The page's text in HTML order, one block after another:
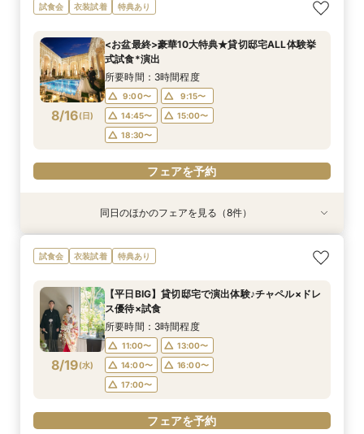
8/15(土)
【初見学におすすめ◎】全館見学×豪華試食
*「即決ナシ」相談会
9:00〜
10:00〜
14:30〜
15:00〜
フェアを予約
8/15(土)
【遠方の方◎オンライン相談会】スマホで簡単！
豪華5大特典付き
9:00〜
10:00〜
14:30〜
15:00〜
フェアを予約
8/15(土)
【少人数婚に人気*】お得な限定プラン＆会食相
談会×豪華試食付
9:00〜
10:00〜
14:45〜
15:00〜
フェアを予約
8/15(土)
【和婚検討&おもてなし重視】優待×贅沢フレン
チ試食付*相談会
9:00〜
14:45〜
15:00〜
18:30〜
フェアを予約
8/15(土)
【マタニティ＆パパママキッズ婚】実績豊富！安
心設備＆スタッフ
9:00〜
14:45〜
15:00〜
18:30〜
フェアを予約
8/15(土)
【播磨・但馬・丹波カップルにおススメ♪】貸切
体験*試食＆特典付き
9:00〜
14:45〜
15:00〜
18:30〜
フェアを予約
8/15(土)
【おもてなし◎料理ランクUP特典】貸切邸宅
ALL体験×国産牛試食
9:00〜
14:45〜
15:00〜
18:30〜
フェアを予約
8/15(土)
【大切なペットと一緒に】挙式＆披露宴どちらも
OK！
9:00〜
14:45〜
15:00〜
18:30〜
フェアを予約
試食会 衣装試着 特典あり
8/16(日)
<お盆最終>豪華10大特典★貸切邸宅ALL体験挙
式試食*演出
所要時間：3時間程度
9:00〜
9:15〜
14:45〜
15:00〜
18:30〜
フェアを予約
8/16(日)
【遠方の方◎オンライン相談会】スマホで簡単！
豪華5大特典付き
9:00〜
10:00〜
14:30〜
15:00〜
フェアを予約
衣装試着
8/16(日)
【少人数婚に人気*】お得な限定プラン＆会食相
談会×豪華試食付
9:00〜
10:00〜
14:45〜
15:00〜
フェアを予約
衣装試着 特典あり
8/16(日)
【和婚検討&おもてなし重視】優待×贅沢フレン
チ試食付*相談会
9:00〜
14:45〜
15:00〜
18:30〜
フェアを予約
衣装試着 特典あり
8/16(日)
【マタニティ＆パパママキッズ婚】実績豊富！安
心設備＆スタッフ
9:00〜
14:45〜
15:00〜
18:30〜
フェアを予約
衣装試着 特典あり
8/16(日)
【播磨・但馬・丹波カップルにおススメ♪】貸切
体験*試食＆特典付き
9:00〜
14:45〜
15:00〜
18:30〜
フェアを予約
衣装試着 特典あり
8/16(日)
【おもてなし◎料理ランクUP特典】貸切邸宅
ALL体験×国産牛試食
9:00〜
14:45〜
15:00〜
18:30〜
フェアを予約
衣装試着 特典あり
8/16(日)
【大切なペットと一緒に】挙式＆披露宴どちらも
OK！
9:00〜
14:45〜
15:00〜
18:30〜
フェアを予約
衣装試着 特典あり
8/16(日)
≪"憧れ"花嫁体験≫純白クリスタルチャペル×階
段演出★無料試食
9:00〜
14:45〜
15:00〜
18:30〜
フェアを予約
同日のほかのフェアを見る（8件）
試食会 衣装試着 特典あり
8/19(水)
【平日BIG】貸切邸宅で演出体験♪チャペル×ドレ
ス優待×試食
所要時間：3時間程度
11:00〜
13:00〜
14:00〜
16:00〜
17:00〜
フェアを予約